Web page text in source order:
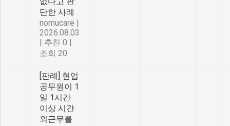
단한 사례
nomucare |
2026.08.03
| 추천 0 |
조회 20
[판례] 현업
공무원이 1
일 1시간
이상 시간
외근무를